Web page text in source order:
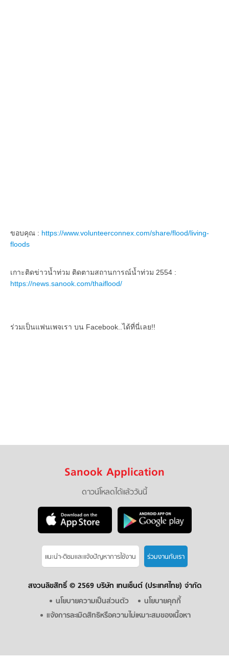
ขอบคุณ : https://www.volunteerconnex.com/share/flood/living-
floods
เกาะติดข่าวน้ำท่วม ติดตามสถานการณ์น้ำท่วม 2554 :
https://news.sanook.com/thaiflood/
ร่วมเป็นแฟนเพจเรา บน Facebook..ได้ที่นี่เลย!!
Sanook Application
ดาวน์โหลดได้แล้ววันนี้
แนะนำ-ติชมเเละแจ้งปัญหาการใช้งาน ร่วมงานกับเรา
สงวนลิขสิทธิ์ © 2569 บริษัท เทนเซ็นต์ (ประเทศไทย) จำกัด
นโยบายความเป็นส่วนตัว
นโยบายคุกกี้
แจ้งการละเมิดสิทธิหรือความไม่เหมาะสมของเนื้อหา